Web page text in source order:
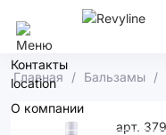
Контакты
О компании
Главная Бальзамы
арт.